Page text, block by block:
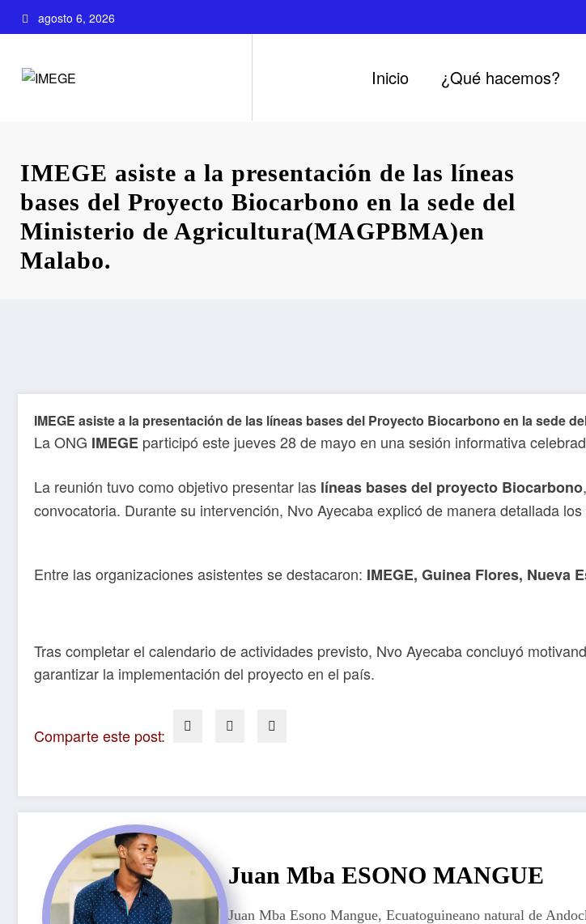
al
agosto 6, 2026
Inicio ¿Qué hacemos?
IMEGE asiste a la presentación de las líneas
bases del Proyecto Biocarbono en la sede del
Ministerio de Agricultura(MAGPBMA)en
Malabo.
IMEGE asiste a la presentación de las líneas bases del Proyecto Biocarbono en la sede
La ONG IMEGE participó este jueves 28 de mayo en una sesión informativa
La reunión tuvo como objetivo presentar las líneas bases del proyecto Biocarbono
convocatoria. Durante su intervención, Nvo Ayecaba explicó de manera detallada
Entre las organizaciones asistentes se destacaron: IMEGE, Guinea Flores, Nueva
Tras completar el calendario de actividades previsto, Nvo Ayecaba concluyó
garantizar la implementación del proyecto en el país.
Comparte este post:
Juan Mba ESONO MANGUE
Juan Mba Esono Mangue, Ecuatoguineano natural de